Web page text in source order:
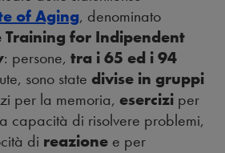
of Aging, denominato
Training for Indipendent
: persone, tra i 65 ed i 94
sono state divise in gruppi
per la memoria, esercizi per
capacità di risolvere problemi,
di reazione e per